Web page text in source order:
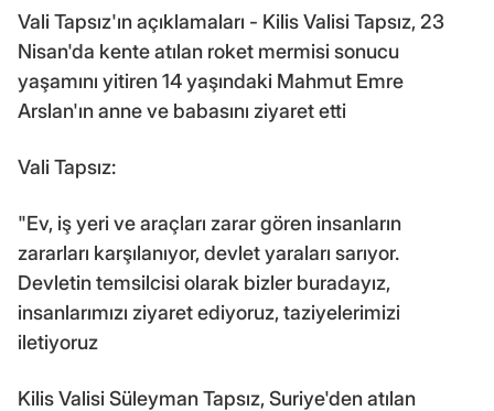
Vali Tapsız'ın açıklamaları - Kilis Valisi Tapsız, 23
Nisan'da kente atılan roket mermisi sonucu
yaşamını yitiren 14 yaşındaki Mahmut Emre
Arslan'ın anne ve babasını ziyaret etti
Vali Tapsız:
"Ev, iş yeri ve araçları zarar gören insanların
zararları karşılanıyor, devlet yaraları sarıyor.
Devletin temsilcisi olarak bizler buradayız,
insanlarımızı ziyaret ediyoruz, taziyelerimizi
iletiyoruz
Kilis Valisi Süleyman Tapsız, Suriye'den atılan